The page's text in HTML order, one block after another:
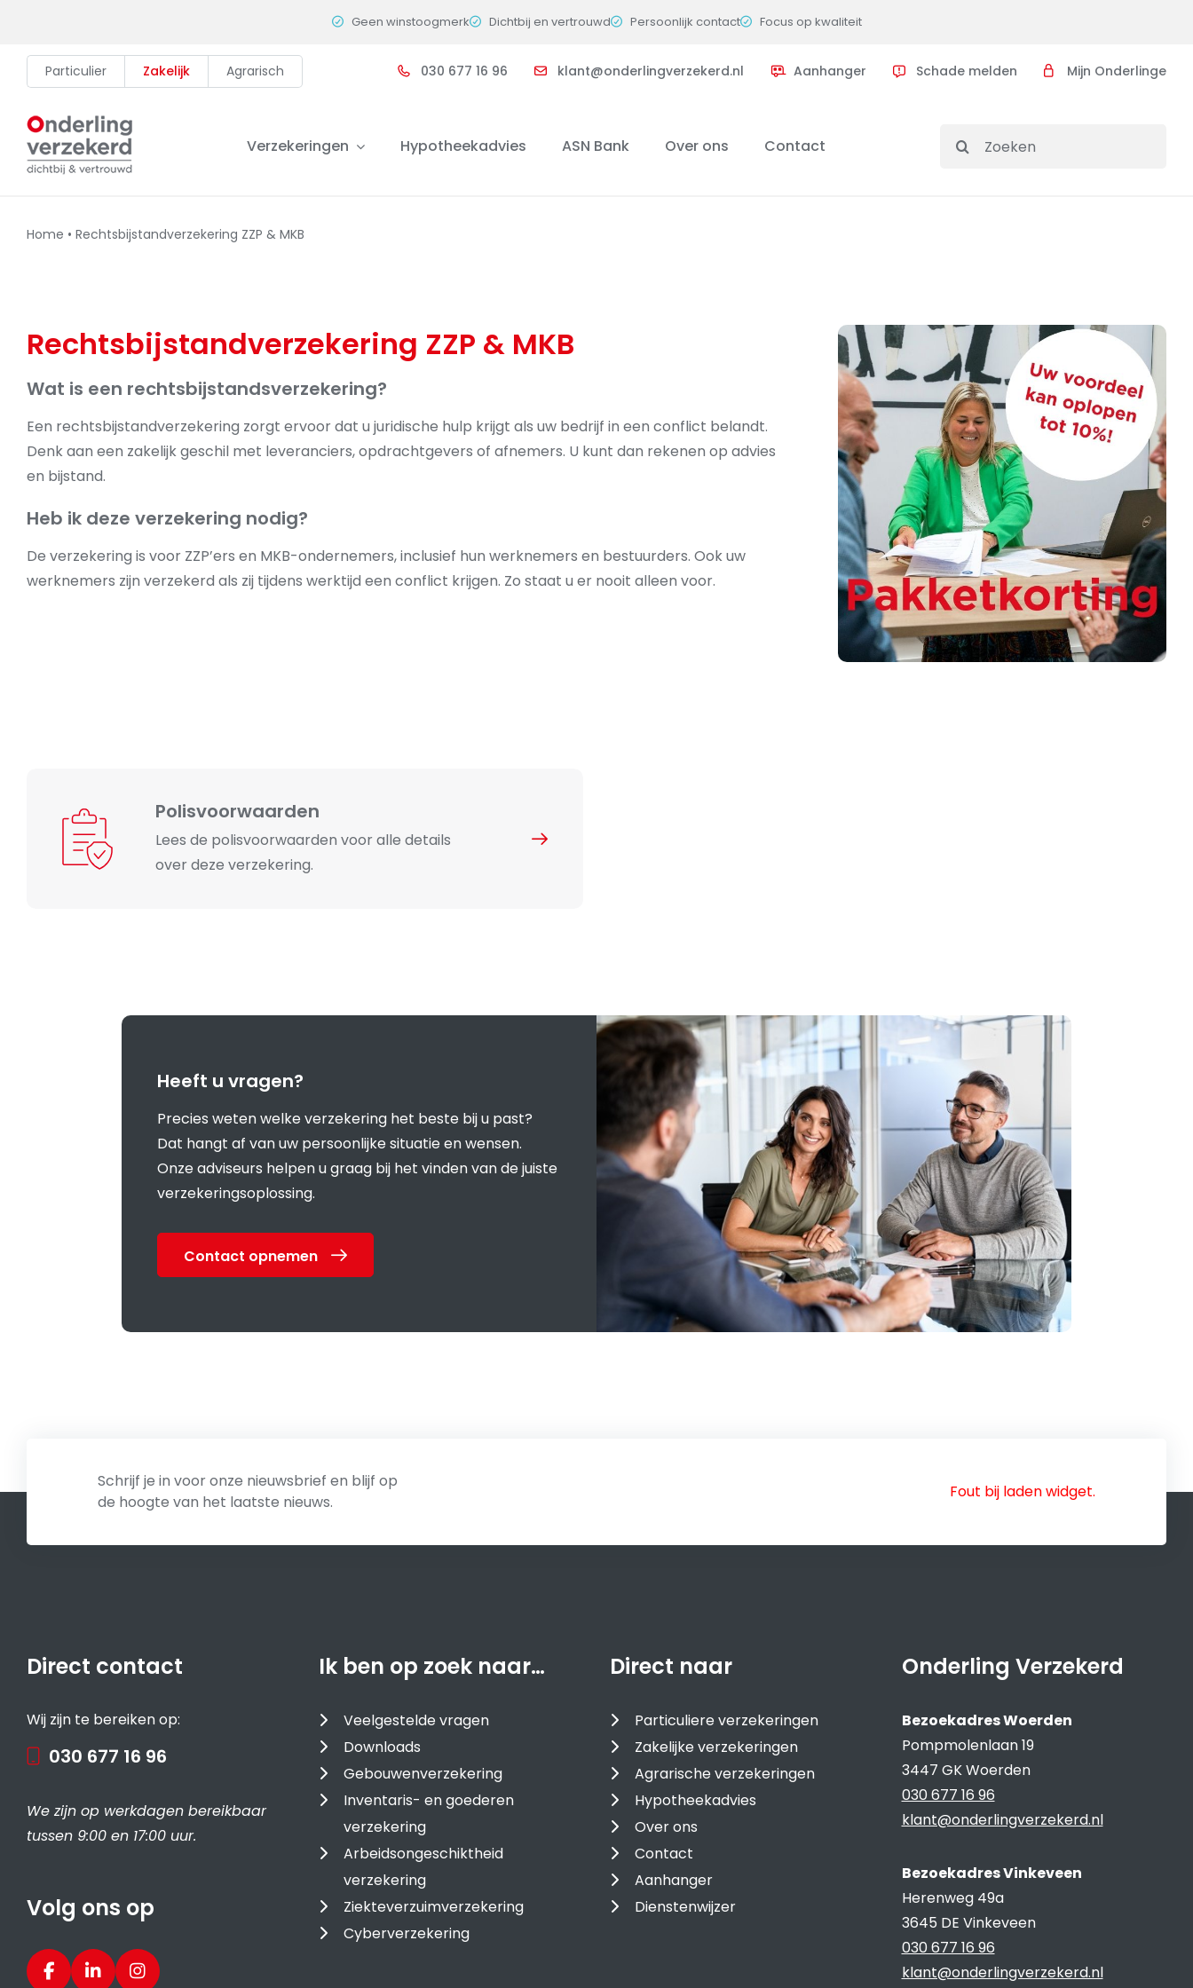
content
Geen winstoogmerk Dichtbij en vertrouwd Persoonlijk contact Focus op kwaliteit
Particulier Zakelijk Agrarisch 030 677 16 96 klant@onderlingverzekerd.nl Aanhanger Schade melden Mijn Onderlinge
Verzekeringen Hypotheekadvies ASN Bank Over ons Contact
Search
Home • Rechtsbijstandverzekering ZZP & MKB
Rechtsbijstandverzekering ZZP & MKB
Wat is een rechtsbijstandsverzekering?
Een rechtsbijstandverzekering zorgt ervoor dat u juridische hulp krijgt als uw bedrijf in een conflict belandt.
Denk aan een zakelijk geschil met leveranciers, opdrachtgevers of afnemers. U kunt dan rekenen op advies
en bijstand.
Heb ik deze verzekering nodig?
De verzekering is voor ZZP’ers en MKB-ondernemers, inclusief hun werknemers en bestuurders. Ook uw
werknemers zijn verzekerd als zij tijdens werktijd een conflict krijgen. Zo staat u er nooit alleen voor.
Polisvoorwaarden
Lees de polisvoorwaarden voor alle details
over deze verzekering.
Heeft u vragen?
Precies weten welke verzekering het beste bij u past?
Dat hangt af van uw persoonlijke situatie en wensen.
Onze adviseurs helpen u graag bij het vinden van de juiste
verzekeringsoplossing.
Contact opnemen
Schrijf je in voor onze nieuwsbrief en blijf op
de hoogte van het laatste nieuws.
Fout bij laden widget.
Direct contact
Wij zijn te bereiken op:
030 677 16 96
We zijn op werkdagen bereikbaar
tussen 9:00 en 17:00 uur.
Volg ons op
Ik ben op zoek naar…
Veelgestelde vragen
Downloads
Gebouwenverzekering
Inventaris- en goederen
verzekering
Arbeidsongeschiktheid
verzekering
Ziekteverzuimverzekering
Cyberverzekering
Direct naar
Particuliere verzekeringen
Zakelijke verzekeringen
Agrarische verzekeringen
Hypotheekadvies
Over ons
Contact
Aanhanger
Dienstenwijzer
Onderling Verzekerd
Bezoekadres Woerden
Pompmolenlaan 19
3447 GK Woerden
030 677 16 96
klant@onderlingverzekerd.nl
Bezoekadres Vinkeveen
Herenweg 49a
3645 DE Vinkeveen
030 677 16 96
klant@onderlingverzekerd.nl